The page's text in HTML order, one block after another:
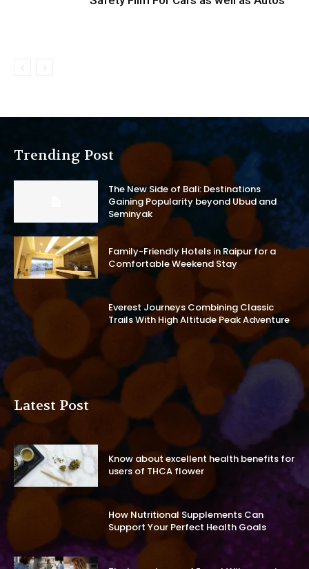
Trending Post
The New Side of Bali: Destinations
Gaining Popularity beyond Ubud and
Seminyak
Family-Friendly Hotels in Raipur for a
Comfortable Weekend Stay
Everest Journeys Combining Classic
Trails With High Altitude Peak Adventure
Latest Post
Know about excellent health benefits for
users of THCA flower
How Nutritional Supplements Can
Support Your Perfect Health Goals